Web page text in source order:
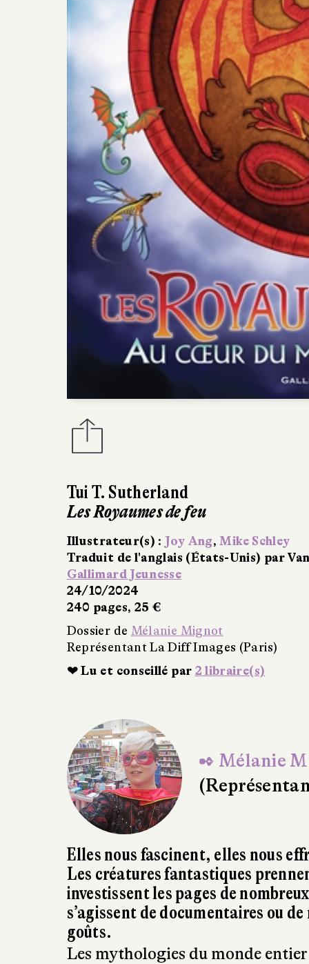
Thibault Guichon-Laurier
Il était une fois... les créatures
Illustrateur(s) :Célia Housset
Fleurus
25/10/2024
48 pages, 21,95 €
Dossier deMélanie Mignot
Représentant La Diff Images (Paris)
✒ Mélanie
Elles nous fascinent, elles nous
Les créatures fantastiques
investissent les pages de
s’agissent de documentaires ou
goûts.